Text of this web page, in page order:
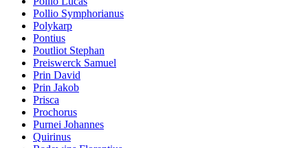
Pollio Symphorianus
Polykarp
Pontius
Poutliot Stephan
Preiswerck Samuel
Prin David
Prin Jakob
Prisca
Prochorus
Purnei Johannes
Quirinus